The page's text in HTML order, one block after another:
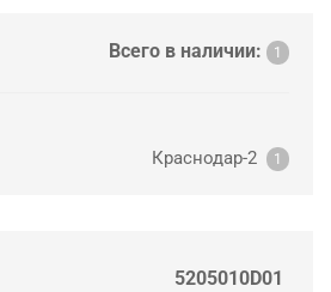
Всего в наличии: 1
Краснодар-2 1
5205010D01